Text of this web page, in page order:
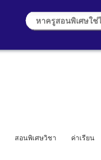
สอนพิเศษวิชา ค่าเรียน